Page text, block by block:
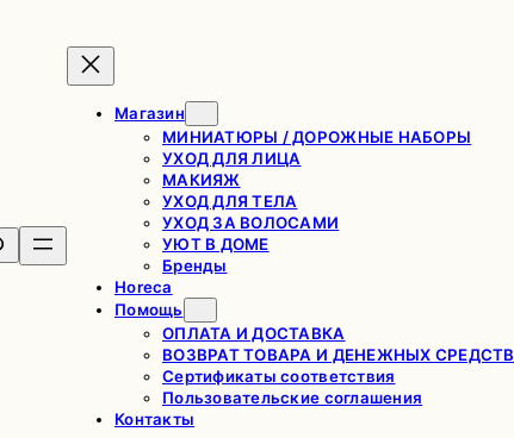
Магазин
МИНИАТЮРЫ / ДОРОЖНЫЕ НАБОРЫ
УХОД ДЛЯ ЛИЦА
МАКИЯЖ
УХОД ДЛЯ ТЕЛА
УХОД ЗА ВОЛОСАМИ
УЮТ В ДОМЕ
Бренды
Horeca
Помощь
ОПЛАТА И ДОСТАВКА
ВОЗВРАТ ТОВАРА И ДЕНЕЖНЫХ СРЕДСТВ
Сертификаты соответствия
Пользовательские соглашения
Контакты